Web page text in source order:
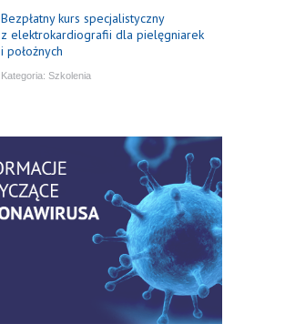
Bezpłatny kurs specjalistyczny
z elektrokardiografii dla pielęgniarek
i położnych
Kategoria: Szkolenia
praktyki – aktualny konsensus ekspertów
w dostępie naczyniowym
Kategoria:Szkolenia
Zaproszenie na Ogólnopolską
Konferencję Naukową „Terminologia
w pielęgniarstwie – komunikacja,
standaryzacja, praktyka”